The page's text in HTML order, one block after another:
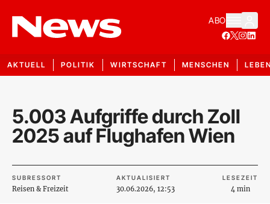
ABO
AKTUELL POLITIK WIRTSCHAFT MENSCHEN
5.003 Aufgriffe durch Zoll
2025 auf Flughafen Wien
SUBRESSORT
Reisen & Freizeit
AKTUALISIERT
30.06.2026, 12:53
LESEZEIT
4 min